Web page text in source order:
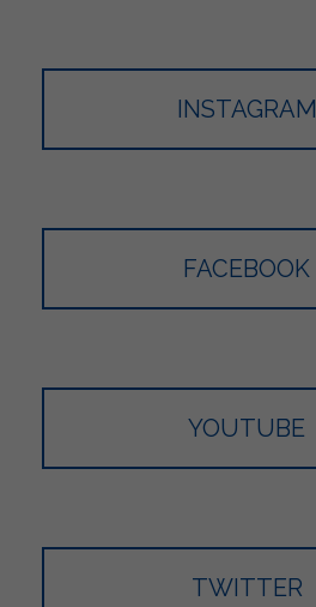
INSTAGRAM
FACEBOOK
YOUTUBE
TWITTER